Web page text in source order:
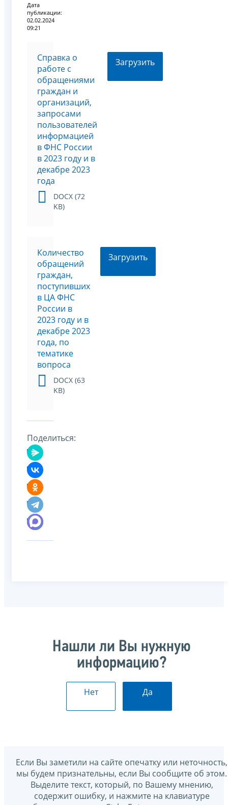
Дата
публикации:
02.02.2024
09:21
Справка о
работе с
обращениями
граждан и
организаций,
запросами
пользователей
информацией
в ФНС России
в 2023 году и в
декабре 2023
года
DOCX (72
KB)
Загрузить
Количество
обращений
граждан,
поступивших
в ЦА ФНС
России в
2023 году и в
декабре 2023
года, по
тематике
вопроса
DOCX (63
KB)
Загрузить
Поделиться:
Нашли ли Вы нужную
информацию?
Нет Да
Если Вы заметили на сайте опечатку или неточность,
мы будем признательны, если Вы сообщите об этом.
Выделите текст, который, по Вашему мнению,
содержит ошибку, и нажмите на клавиатуре